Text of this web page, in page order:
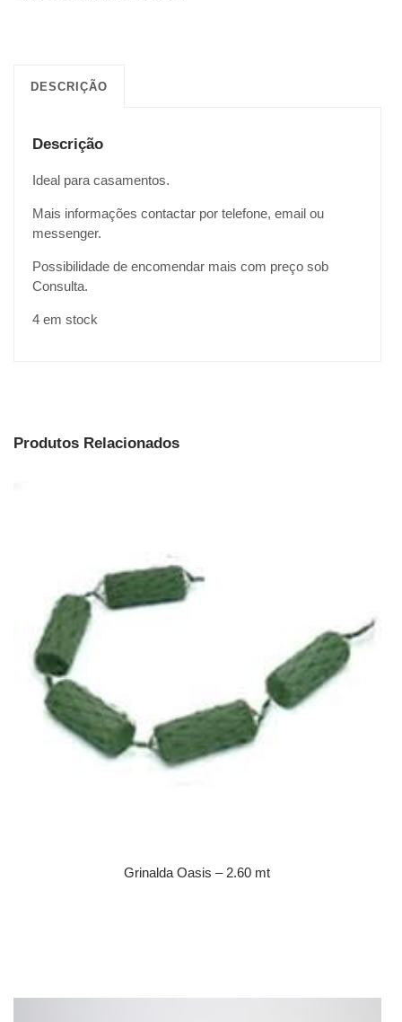
DESCRIÇÃO
Descrição
Ideal para casamentos.
Mais informações contactar por telefone, email ou
messenger.
Possibilidade de encomendar mais com preço sob
Consulta.
4 em stock
Produtos Relacionados
Grinalda Oasis – 2.60 mt